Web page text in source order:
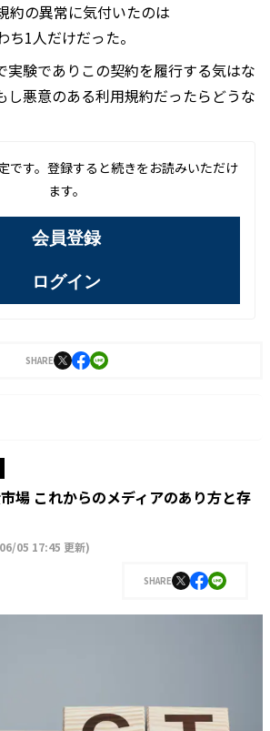
約の異常に気付いたのは
1人だけだった。
実験でありこの契約を履行する気はな
し悪意のある利用規約だったらどうな
です。登録すると続きをお読みいただけ
ます。
会員登録
ログイン
SHARE
場 これからのメディアのあり方と存
05 17:45 更新)
SHARE